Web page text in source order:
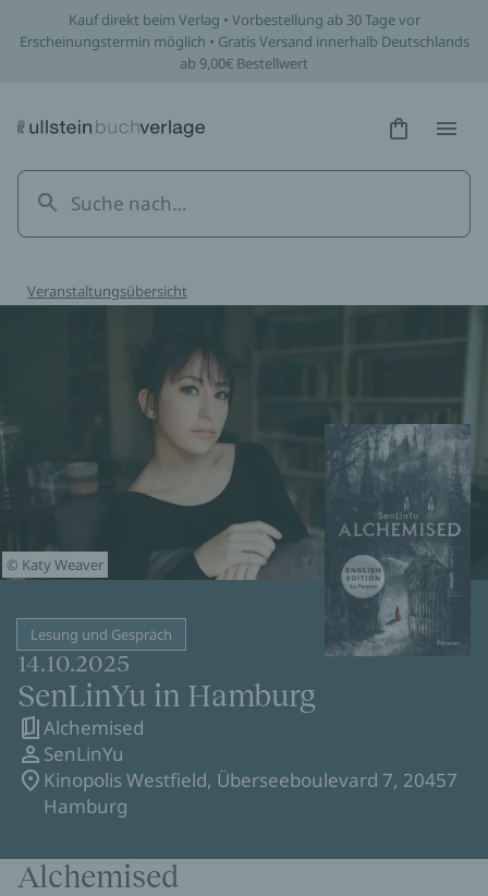
Kauf direkt beim Verlag • Vorbestellung ab 30 Tage vor
Erscheinungstermin möglich • Gratis Versand innerhalb Deutschlands
ab 9,00€ Bestellwert
Hidden
Veranstaltungsübersicht
© Katy Weaver
Lesung und Gespräch
14.10.2025
SenLinYu in Hamburg
Alchemised
SenLinYu
Kinopolis Westfield, Überseeboulevard 7, 20457
Hamburg
Alchemised